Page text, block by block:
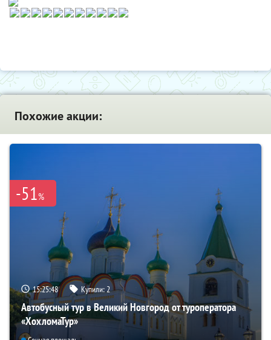
Похожие акции:
-51%
15:25:47 Купили:2
Автобусный тур в Великий Новгород от туроператора
«ХохломаТур»